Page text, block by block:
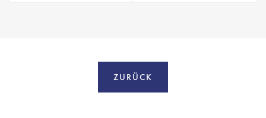
ZURÜCK